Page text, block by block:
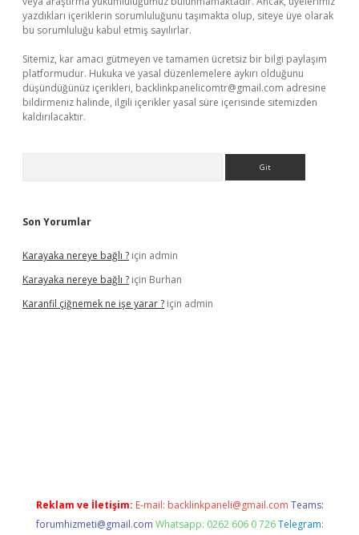
yazdıkları içeriklerin sorumluluğunu taşımakta olup, siteye üye olarak
bu sorumluluğu kabul etmiş sayılırlar.
Sitemiz, kar amacı gütmeyen ve tamamen ücretsiz bir bilgi paylaşım
platformudur. Hukuka ve yasal düzenlemelere aykırı olduğunu
düşündüğünüz içerikleri, backlinkpanelicomtr@gmail.com adresine
bildirmeniz halinde, ilgili içerikler yasal süre içerisinde sitemizden
kaldırılacaktır.
Son Yorumlar
Karayaka nereye bağlı ? için admin
Karayaka nereye bağlı ? için Burhan
Karanfil çiğnemek ne işe yarar ? için admin
Reklam ve İletişim: E-mail: backlinkpaneli@gmail.com Teams:
forumhizmeti@gmail.com Whatsapp: 0262 606 0 726 Telegram: